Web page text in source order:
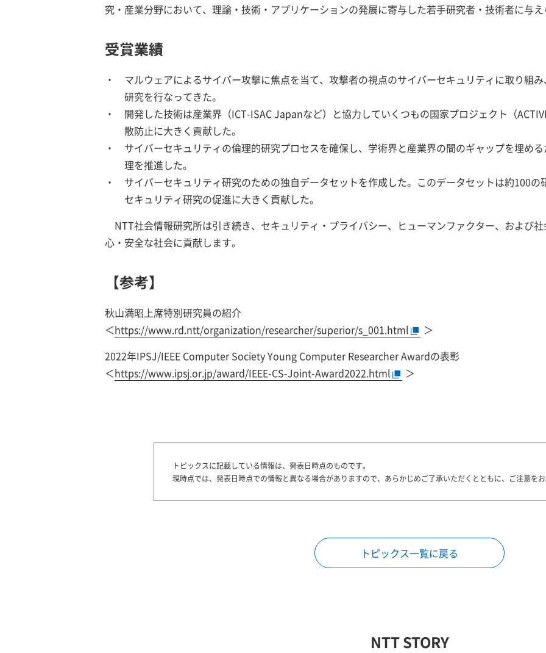
究・産業分野において、理論・技術・アプリケーションの発展に寄与した若手研究者・技術者に与え
受賞業績
マルウェアによるサイバー攻撃に焦点を当て、攻撃者の視点のサイバーセキュリティに取り組
研究を行なってきた。
開発した技術は産業界（ICT-ISAC Japanなど）と協力していくつもの国家プロジェクト（
散防止に大きく貢献した。
サイバーセキュリティの倫理的研究プロセスを確保し、学術界と産業界の間のギャップを埋め
理を推進した。
サイバーセキュリティ研究のための独自データセットを作成した。このデータセットは約100
セキュリティ研究の促進に大きく貢献した。
NTT社会情報研究所は引き続き、セキュリティ・プライバシー、ヒューマンファクター、および
心・安全な社会に貢献します。
【参考】
秋山満昭上席特別研究員の紹介
＜https://www.rd.ntt/organization/researcher/superior/s_001.html
＞
2022年IPSJ/IEEE Computer Society Young Computer Researcher Awardの表彰
＜https://www.ipsj.or.jp/award/IEEE-CS-Joint-Award2022.html ＞
トピックスに記載している情報は、発表日時点のものです。
現時点では、発表日時点での情報と異なる場合がありますので、あらかじめご了承いただくとともに、ご注意をお
トピックス一覧に戻る
NTT STORY